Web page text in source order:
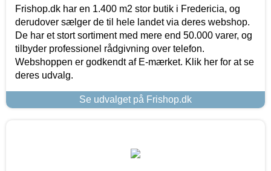
Frishop.dk har en 1.400 m2 stor butik i Fredericia, og
derudover sælger de til hele landet via deres webshop.
De har et stort sortiment med mere end 50.000 varer, og
tilbyder professionel rådgivning over telefon.
Webshoppen er godkendt af E-mærket. Klik her for at se
deres udvalg.
Se udvalget på Frishop.dk